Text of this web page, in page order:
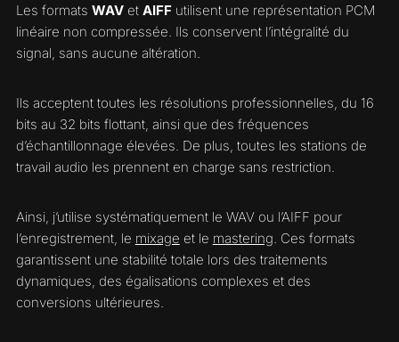
Les formats WAVet AIFFutilisent une représentation PCM
linéaire non compressée. Ils conservent l’intégralité du
signal, sans aucune altération.
Ils acceptent toutes les résolutions professionnelles, du 16
bits au 32 bits flottant, ainsi que des fréquences
d’échantillonnage élevées. De plus, toutes les stations de
travail audio les prennent en charge sans restriction.
Ainsi, j’utilise systématiquement le WAV ou l’AIFF pour
l’enregistrement, le mixage et le mastering. Ces formats
garantissent une stabilité totale lors des traitements
dynamiques, des égalisations complexes et des
conversions ultérieures.